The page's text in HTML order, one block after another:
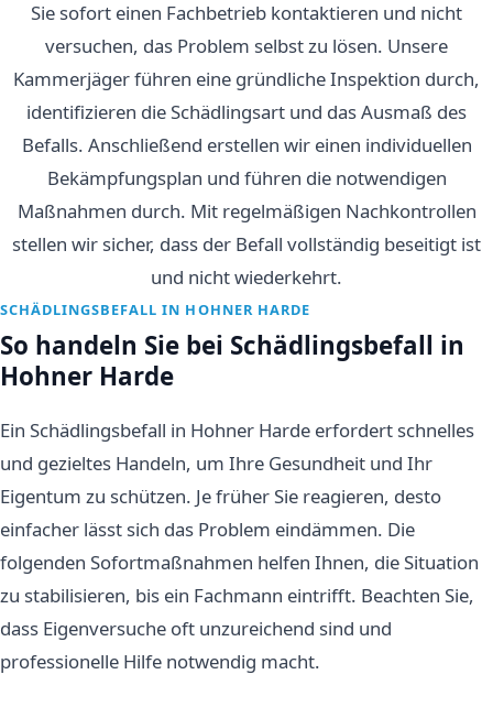
Sie sofort einen Fachbetrieb kontaktieren und nicht
versuchen, das Problem selbst zu lösen. Unsere
Kammerjäger führen eine gründliche Inspektion durch,
identifizieren die Schädlingsart und das Ausmaß des
Befalls. Anschließend erstellen wir einen individuellen
Bekämpfungsplan und führen die notwendigen
Maßnahmen durch. Mit regelmäßigen Nachkontrollen
stellen wir sicher, dass der Befall vollständig beseitigt ist
und nicht wiederkehrt.
SCHÄDLINGSBEFALL IN HOHNER HARDE
So handeln Sie bei Schädlingsbefall in
Hohner Harde
Ein Schädlingsbefall in Hohner Harde erfordert schnelles
und gezieltes Handeln, um Ihre Gesundheit und Ihr
Eigentum zu schützen. Je früher Sie reagieren, desto
einfacher lässt sich das Problem eindämmen. Die
folgenden Sofortmaßnahmen helfen Ihnen, die Situation
zu stabilisieren, bis ein Fachmann eintrifft. Beachten Sie,
dass Eigenversuche oft unzureichend sind und
professionelle Hilfe notwendig macht.